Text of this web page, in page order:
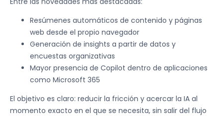
Resúmenes automáticos de contenido y páginas
web desde el propio navegador
Generación de insights a partir de datos y
encuestas organizativas
Mayor presencia de Copilot dentro de aplicaciones
como Microsoft 365
El objetivo es claro: reducir la fricción y acercar la IA al
momento exacto en el que se necesita, sin salir del flujo